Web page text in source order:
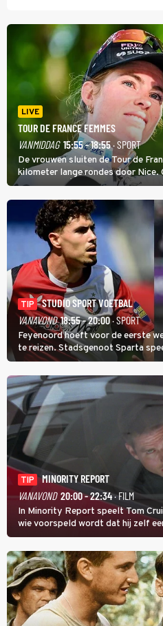
LIVE
TOUR DE FRANCE FEMMES
VANMIDDAG 15:55 - 18:55· SPORT
De vrouwen sluiten de Tour de
kilometer lange rondes door Nice.
zware Col d'Èze. Aan de finish op
de eindwinnaar de laatste gele trui.
TIP
STUDIO SPORT VOETBAL
VANAVOND 18:55 - 20:00· SPORT
Feyenoord hoeft voor de eerste
te reizen. Stadsgenoot Sparta
verderop. Feyenoord trok de
KVC Westerlo uit België.
TIP
MINORITY REPORT
VANAVOND 20:00 - 22:34· FILM
In Minority Report speelt Tom
wie voorspeld wordt dat hij zelf